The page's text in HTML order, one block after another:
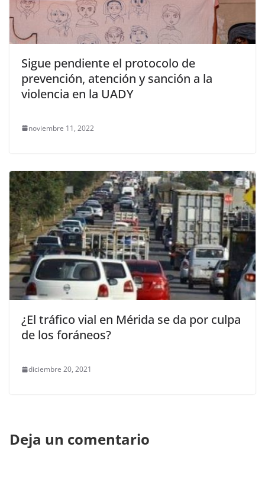
Sigue pendiente el protocolo de
prevención, atención y sanción a la
violencia en la UADY
noviembre 11, 2022
¿El tráfico vial en Mérida se da por culpa
de los foráneos?
diciembre 20, 2021
Deja un comentario